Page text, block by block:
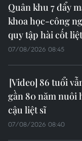
Quân khu 7 đẩy
khoa học-công
quy tập hài cốt
07/08/2026 08:45
86 tuổi
gần 80 năm nuôi
cậu liệt sĩ
07/08/2026 08:40